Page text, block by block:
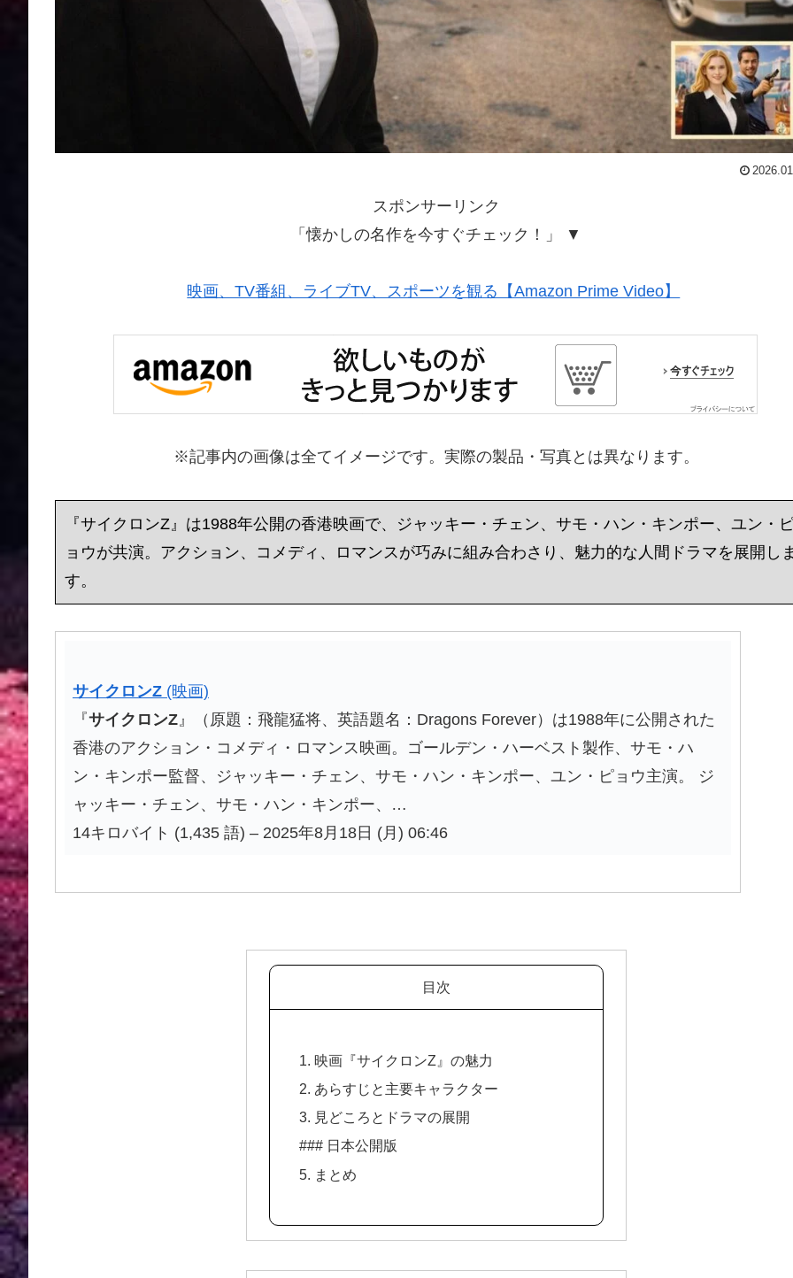
スポンサーリンク
「懐かしの名作を今すぐチェック！」 ▼
映画、TV番組、ライブTV、スポーツを観る【Amazon Prime Video】
※記事内の画像は全てイメージです。実際の製品・写真とは異なります。
『サイクロンZ』は1988年公開の香港映画で、ジャッキー・チェン、サモ・ハン・キンポー、ユン・
ョウが共演。アクション、コメディ、ロマンスが巧みに組み合わさり、魅力的な人間ドラマを展開し
す。
サイクロンZ (映画)
『サイクロンZ 』（原題：飛龍猛将、英語題名：Dragons Forever）は1988年に公開された
香港のアクション・コメディ・ロマンス映画。ゴールデン・ハーベスト製作、サモ・ハ
ン・キンポー監督、ジャッキー・チェン、サモ・ハン・キンポー、ユン・ピョウ主演。 ジ
ャッキー・チェン、サモ・ハン・キンポー、…
14キロバイト (1,435 語) – 2025年8月18日 (月) 06:46
目次
1. 映画『サイクロンZ』の魅力
2. あらすじと主要キャラクター
3. 見どころとドラマの展開
### 日本公開版
5. まとめ